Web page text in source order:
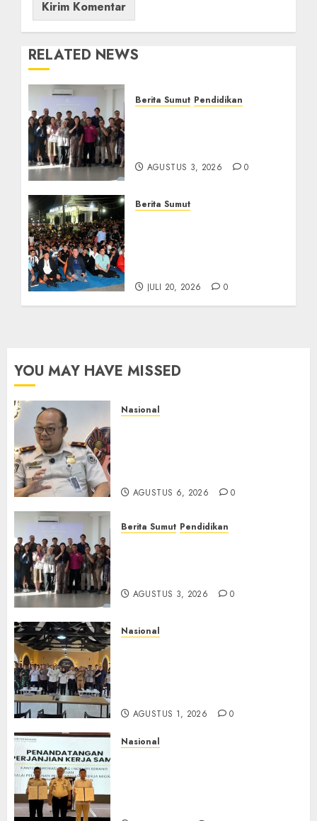
RELATED NEWS
Berita Sumut Pendidikan
AGUSTUS 3, 2026 0
Berita Sumut
JULI 20, 2026 0
YOU MAY HAVE MISSED
Nasional
AGUSTUS 6, 2026 0
Berita Sumut Pendidikan
AGUSTUS 3, 2026 0
Nasional
AGUSTUS 1, 2026 0
Nasional